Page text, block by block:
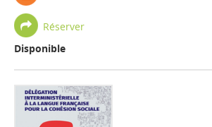
Réserver
Disponible